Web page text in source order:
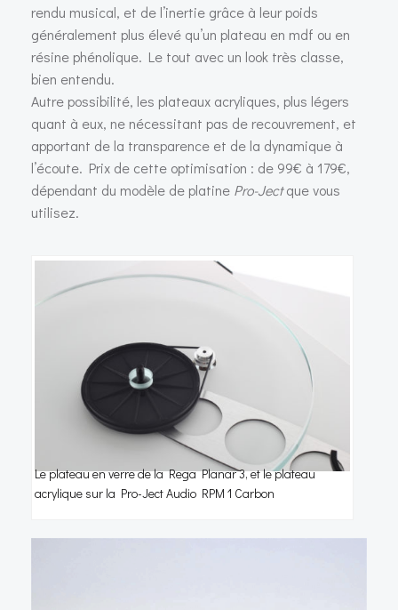
rendu musical, et de l’inertie grâce à leur poids
généralement plus élevé qu’un plateau en mdf ou en
résine phénolique. Le tout avec un look très classe,
bien entendu.
Autre possibilité, les plateaux acryliques, plus légers
quant à eux, ne nécessitant pas de recouvrement, et
apportant de la transparence et de la dynamique à
l’écoute. Prix de cette optimisation : de 99€ à 179€,
dépendant du modèle de platine Pro-Jectque vous
utilisez.
Le plateau en verre de la Rega Planar 3, et le plateau
acrylique sur la Pro-Ject Audio RPM 1 Carbon